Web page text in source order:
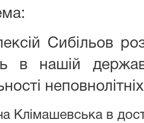
Сибільов
в нашій
Клімашевська в